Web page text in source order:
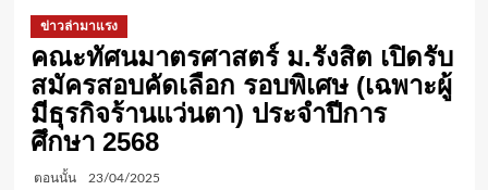
ข่าวล่ามาแรง
คณะทัศนมาตรศาสตร์ ม.รังสิต เปิดรับ
สมัครสอบคัดเลือก รอบพิเศษ (เฉพาะผู้
มีธุรกิจร้านแว่นตา) ประจำปีการ
ศึกษา 2568
ตอนนั้น 23/04/2025